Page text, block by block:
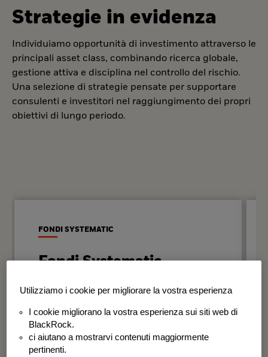
Strategie in evidenza
Individuiamo opportunità di investimento attraverso le
principali asset class, combinando ricerca globale,
gestione attiva e disciplina nel controllo del rischio.
Una selezione di strategie pensate per supportare
consulenti e investitori nel raggiungimento dei propri
obiettivi di lungo periodo.
FONDI SYSTEMATIC
Fondi Systematic
Strategie quantitative basate sui dati
disciplinato e coerente nel tempo.
BSF Systematic World Equity Fund
Utilizziamo i cookie per migliorare la vostra esperienza
I cookie migliorano la vostra esperienza sui siti web di
BlackRock.
ci aiutano a mostrarvi contenuti maggiormente
pertinenti.